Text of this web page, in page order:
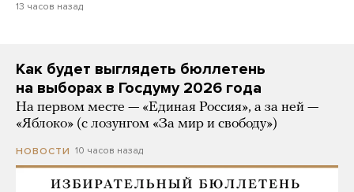
13 часов назад
Как будет выглядеть бюллетень
на выборах в Госдуму 2026 года
На первом месте — «Единая Россия», а за ней —
«Яблоко» (с лозунгом «За мир и свободу»)
НОВОСТИ 10 часов назад